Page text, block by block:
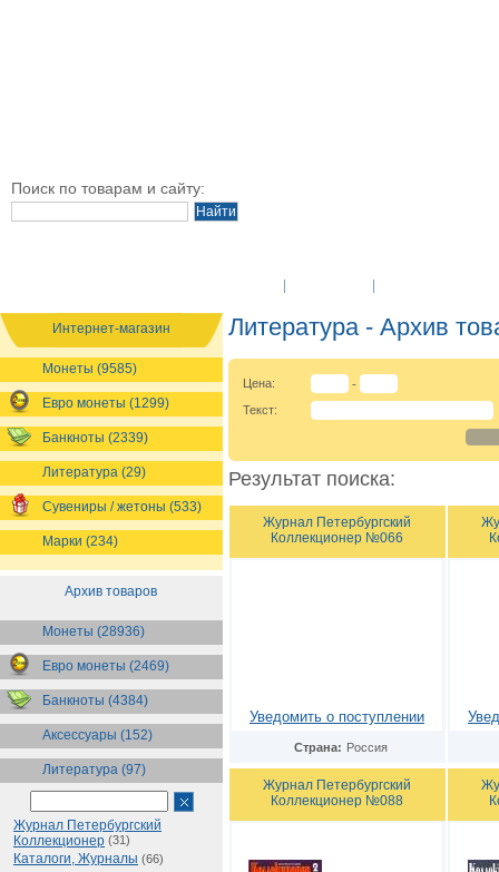
Поиск по товарам и сайту:
Интернет-магазин
Монеты (9585)
Евро монеты (1299)
Банкноты (2339)
Литература (29)
Сувениры / жетоны (533)
Марки (234)
Архив товаров
Монеты (28936)
Евро монеты (2469)
Банкноты (4384)
Аксессуары (152)
Литература (97)
Журнал Петербургский
Коллекционер (31)
Каталоги, Журналы (66)
Литература - Архив
Цена:
-
Текст:
Результат поиска:
Журнал Петербургский
Коллекционер №066
Уведомить о поступлении
Страна: Россия
Журнал Петербургский
Коллекционер №088